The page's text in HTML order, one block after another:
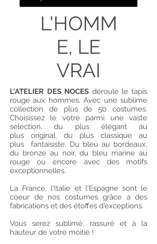
L'HOMM
E, LE
VRAI
L'ATELIER DES NOCES déroule le tapis
rouge aux hommes. Avec une sublime
collection de plus de 50 costumes.
Choisissez le votre parmi une vaste
sélection, du plus élégant au
plus original, du plus classique au
plus fantaisiste. Du bleu au bordeaux,
du bronze au noir, du bleu marine au
rouge ou encore avec des motifs
exceptionnelles.
La France, l'Italie et l'Espagne sont le
coeur de nos costumes grâce a des
fabrications et des étoffes d'exceptions.
Vous serez sublimé, rassuré et à la
hauteur de votre moitié !